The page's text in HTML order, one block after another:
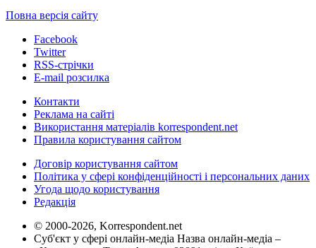
Повна версія сайту
Facebook
Twitter
RSS-стрічки
E-mail розсилка
Контакти
Реклама на сайті
Використання матеріалів korrespondent.net
Правила користування сайтом
Договір користування сайтом
Політика у сфері конфіденційності і персональних даних
Угода щодо користування
Редакція
© 2000-2026, Korrespondent.net
Суб'єкт у сфері онлайн-медіа Назва онлайн-медіа –